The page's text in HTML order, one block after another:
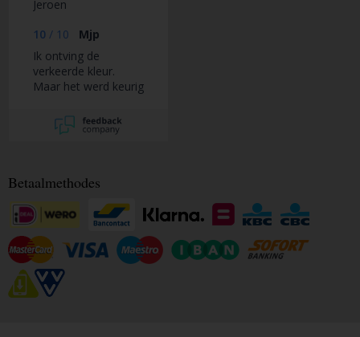
Jeroen
10 / 10
Mjp
Ik ontving de
verkeerde kleur.
Maar het werd keurig
stuurden alsnog de
juiste de kleur en de
zelf is helemaal
prima, ben er blij
mee
Betaalmethodes